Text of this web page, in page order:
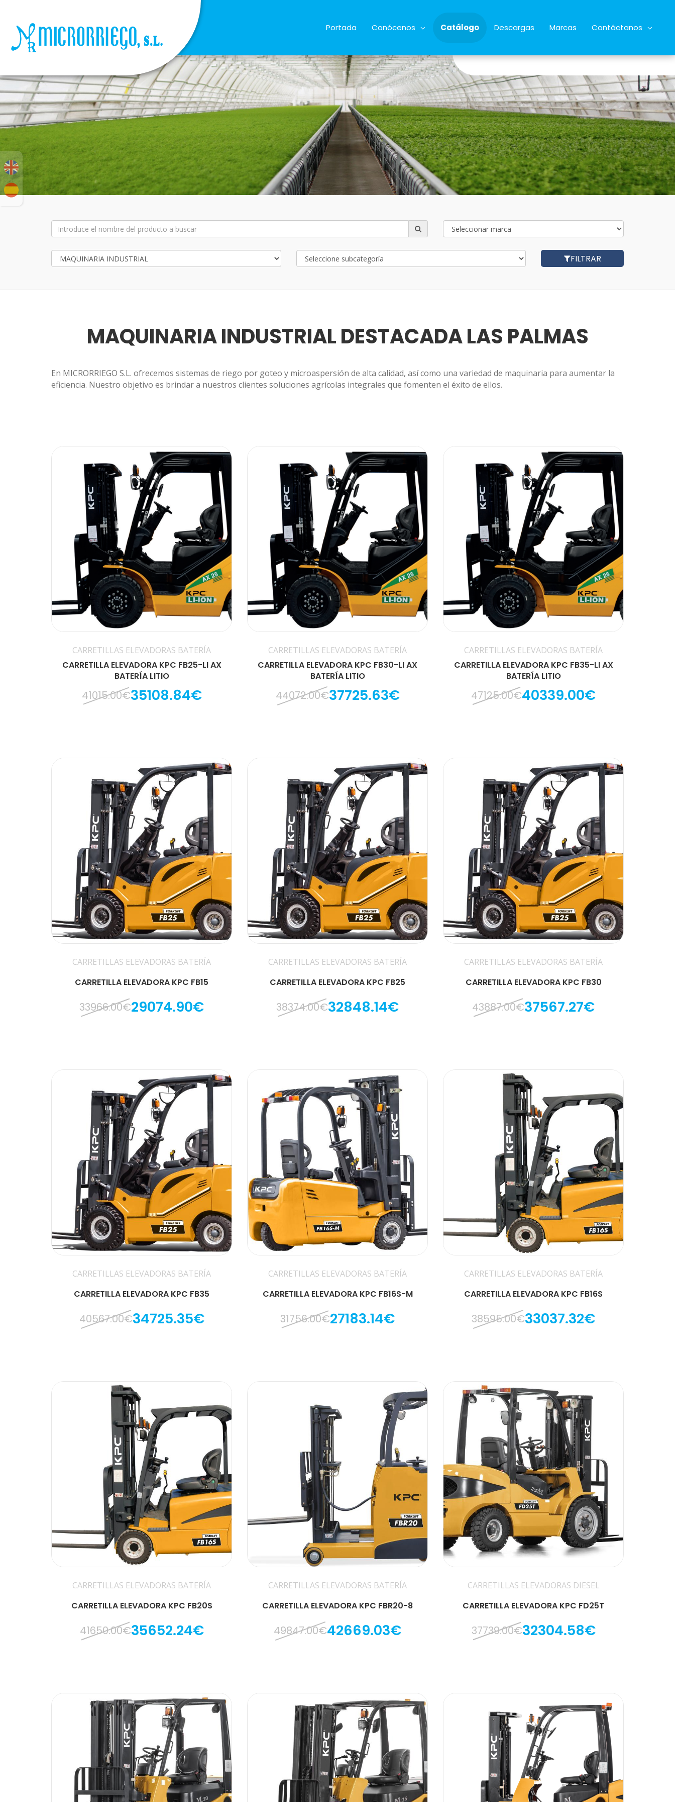
Portada Conócenos Catálogo Descargas Marcas Contáctanos
FILTRAR
MAQUINARIA INDUSTRIAL DESTACADA LAS PALMAS
En MICRORRIEGO S.L. ofrecemos sistemas de riego por goteo y microaspersión de alta calidad, así como una variedad de maquinaria para aumentar la
eficiencia. Nuestro objetivo es brindar a nuestros clientes soluciones agrícolas integrales que fomenten el éxito de ellos.
CARRETILLAS ELEVADORAS BATERÍA
CARRETILLA ELEVADORA KPC FB25-LI AX
BATERÍA LITIO
41015.00€35108.84€
CARRETILLAS ELEVADORAS BATERÍA
CARRETILLA ELEVADORA KPC FB30-LI AX
BATERÍA LITIO
44072.00€37725.63€
CARRETILLAS ELEVADORAS BATERÍA
CARRETILLA ELEVADORA KPC FB35-LI AX
BATERÍA LITIO
47125.00€40339.00€
CARRETILLAS ELEVADORAS BATERÍA
CARRETILLA ELEVADORA KPC FB15
33966.00€29074.90€
CARRETILLAS ELEVADORAS BATERÍA
CARRETILLA ELEVADORA KPC FB25
38374.00€32848.14€
CARRETILLAS ELEVADORAS BATERÍA
CARRETILLA ELEVADORA KPC FB30
43887.00€37567.27€
CARRETILLAS ELEVADORAS BATERÍA
CARRETILLA ELEVADORA KPC FB35
40567.00€34725.35€
CARRETILLAS ELEVADORAS BATERÍA
CARRETILLA ELEVADORA KPC FB16S-M
31756.00€27183.14€
CARRETILLAS ELEVADORAS BATERÍA
CARRETILLA ELEVADORA KPC FB16S
38595.00€33037.32€
CARRETILLAS ELEVADORAS BATERÍA
CARRETILLA ELEVADORA KPC FB20S
41650.00€35652.24€
CARRETILLAS ELEVADORAS BATERÍA
CARRETILLA ELEVADORA KPC FBR20-8
49847.00€42669.03€
CARRETILLAS ELEVADORAS DIESEL
CARRETILLA ELEVADORA KPC FD25T
37739.00€32304.58€